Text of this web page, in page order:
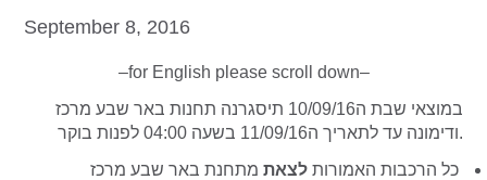
September 8, 2016
–for English please scroll down–
ודימונה עד לתאריך ה11/09/16 בשעה 04:00 לפנות בוקר.
כל הרכבות האמורות לצאת מתחנת באר שבע מרכז